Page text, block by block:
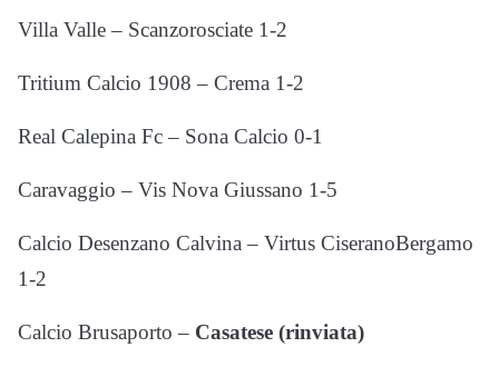
Villa Valle – Scanzorosciate 1-2
Tritium Calcio 1908 – Crema 1-2
Real Calepina Fc – Sona Calcio 0-1
Caravaggio – Vis Nova Giussano 1-5
Calcio Desenzano Calvina – Virtus CiseranoBergamo
1-2
Calcio Brusaporto – Casatese (rinviata)